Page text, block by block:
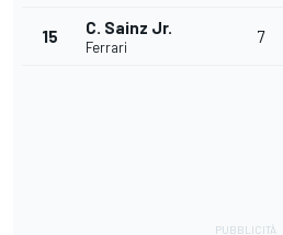
15 C. Sainz Jr.
Ferrari
7